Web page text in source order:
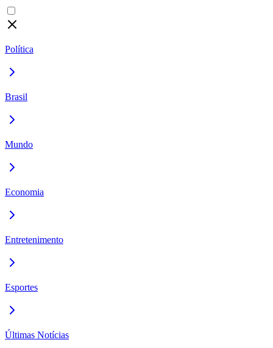
Política
Brasil
Mundo
Economia
Entretenimento
Esportes
Últimas Notícias